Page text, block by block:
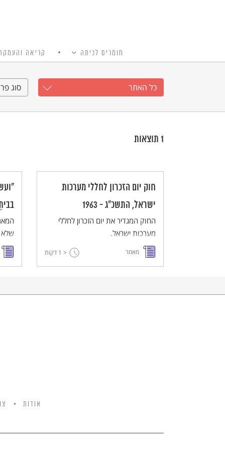
חומרים לכיתה קריאה
כל האתר סוג
1 תוצאות
חוק יום הזכרון לחללי מערכות
ישראל, התשכ"ג - 1963
החוק המגדיר את יום הזכרון לחללי
מערכות ישראל.
מאמר < 1 דקות
שלא
אודות